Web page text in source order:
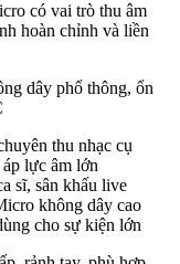
có vai trò thu âm
hoàn chỉnh và liền
dây phổ thông, ổn
thu nhạc cụ
lực âm lớn
sĩ, sân khấu live
không dây cao
cho sự kiện lớn